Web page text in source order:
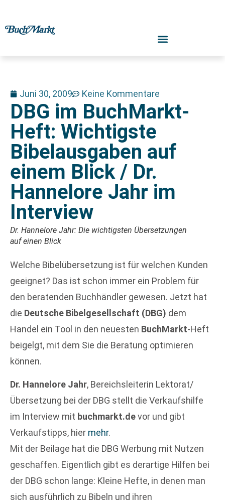
Juni 30, 2009 Keine Kommentare
DBG im BuchMarkt-
Heft: Wichtigste
Bibelausgaben auf
einem Blick / Dr.
Hannelore Jahr im
Interview
Dr. Hannelore Jahr: Die wichtigsten Übersetzungen
auf einen Blick
Welche Bibelübersetzung ist für welchen Kunden
geeignet? Das ist schon immer ein Problem für
den beratenden Buchhändler gewesen. Jetzt hat
die Deutsche Bibelgesellschaft (DBG) dem
Handel ein Tool in den neuesten BuchMarkt-Heft
beigelgt, mit dem Sie die Beratung optimieren
können.
Dr. Hannelore Jahr, Bereichsleiterin Lektorat/
Übersetzung bei der DBG stellt die Verkaufshilfe
im Interview mit buchmarkt.devor und gibt
Verkaufstipps, hier mehr.
Mit der Beilage hat die DBG Werbung mit Nutzen
geschaffen. Eigentlich gibt es derartige Hilfen bei
der DBG schon lange: Kleine Hefte, in denen man
sich ausführlich zu Bibeln und ihren